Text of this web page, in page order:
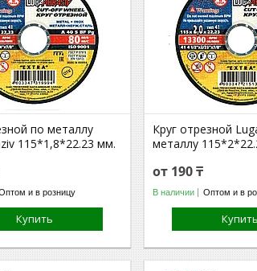
по металлу
115*1,8*22.23 мм.
и в розницу
Купить
Круг отрезной
металлу
от 190 ₸
В наличии Оптом и в
Купить